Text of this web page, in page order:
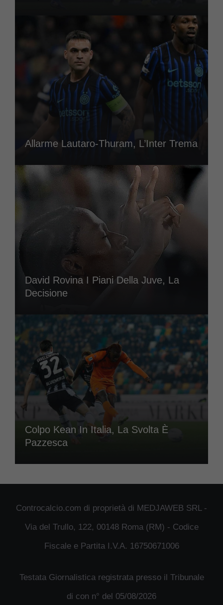
Allarme Lautaro-Thuram, L’Inter Trema
David Rovina I Piani Della Juve, La
Decisione
Colpo Kean In Italia, La Svolta È
Pazzesca
Controcalcio.com di proprietà di MEDJAWEB SRL -
Via del Trullo, 122, 00148 Roma (RM) - Codice
Fiscale e Partita I.V.A. 16750671006
Testata Giornalistica registrata presso il Tribunale
di con n° del 05/08/2026